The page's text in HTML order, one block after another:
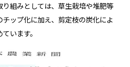
組みとしては、草生栽培や堆肥等
ップ化に加え、剪定枝の炭化によ
います。